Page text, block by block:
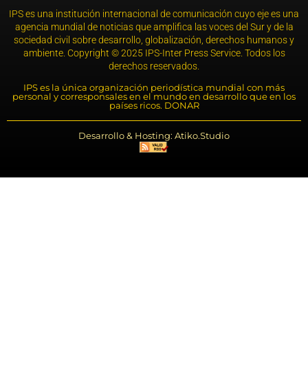
IPS es una institución internacional de comunicación cuyo eje es una
agencia mundial de noticias que amplifica las voces del Sur y de la
sociedad civil sobre desarrollo, globalización, derechos humanos y
ambiente. Copyright © 2025 IPS-Inter Press Service. Todos los
derechos reservados.
IPS es la única organización periodística mundial con más
personal y corresponsales en el mundo en desarrollo que en los
países ricos. DONAR
Desarrollo & Hosting: Atiko.Studio